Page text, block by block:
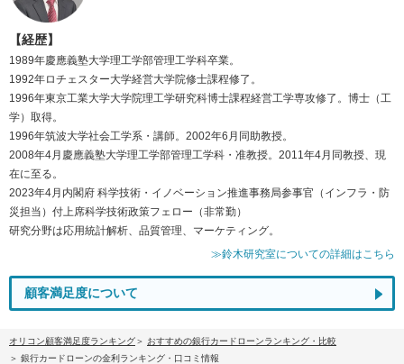
【経歴】
1989年慶應義塾大学理工学部管理工学科卒業。
1992年ロチェスター大学経営大学院修士課程修了。
1996年東京工業大学大学院理工学研究科博士課程経営工学専攻修了。博士（工
学）取得。
1996年筑波大学社会工学系・講師。2002年6月同助教授。
2008年4月慶應義塾大学理工学部管理工学科・准教授。2011年4月同教授、現
在に至る。
2023年4月内閣府 科学技術・イノベーション推進事務局参事官（インフラ・防
災担当）付上席科学技術政策フェロー（非常勤）
研究分野は応用統計解析、品質管理、マーケティング。
≫鈴木研究室についての詳細はこちら
顧客満足度について
オリコン顧客満足度ランキング
おすすめの銀行カードローンランキング・比較
銀行カードローンの金利ランキング・口コミ情報